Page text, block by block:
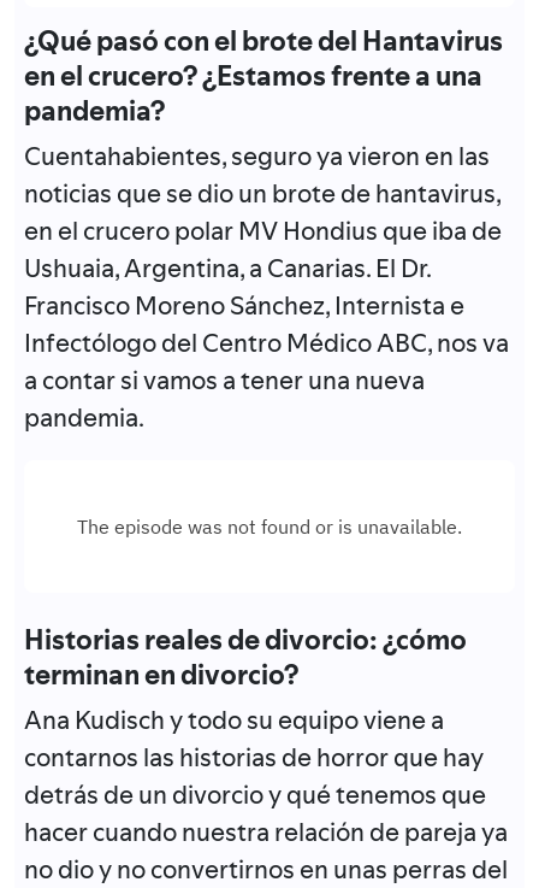
¿Qué pasó con el brote del Hantavirus
en el crucero? ¿Estamos frente a una
pandemia?
Cuentahabientes, seguro ya vieron en las
noticias que se dio un brote de hantavirus,
en el crucero polar MV Hondius que iba de
Ushuaia, Argentina, a Canarias. El Dr.
Francisco Moreno Sánchez, Internista e
Infectólogo del Centro Médico ABC, nos va
a contar si vamos a tener una nueva
pandemia.
Historias reales de divorcio: ¿cómo
terminan en divorcio?
Ana Kudisch y todo su equipo viene a
contarnos las historias de horror que hay
detrás de un divorcio y qué tenemos que
hacer cuando nuestra relación de pareja ya
no dio y no convertirnos en unas perras del